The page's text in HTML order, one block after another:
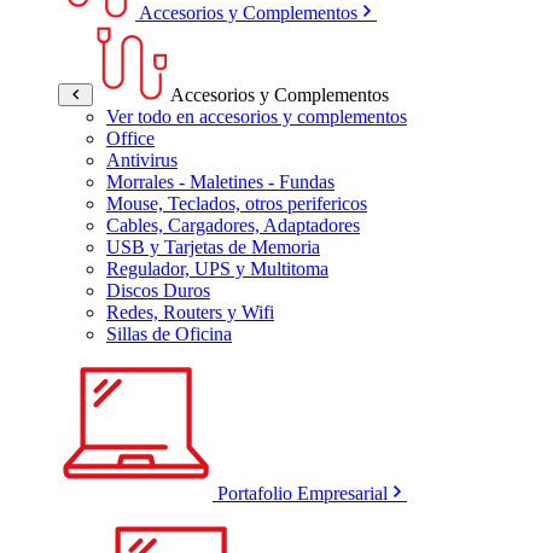
Accesorios y Complementos
Accesorios y Complementos
Ver todo en accesorios y complementos
Office
Antivirus
Morrales - Maletines - Fundas
Mouse, Teclados, otros perifericos
Cables, Cargadores, Adaptadores
USB y Tarjetas de Memoria
Regulador, UPS y Multitoma
Discos Duros
Redes, Routers y Wifi
Sillas de Oficina
Portafolio Empresarial